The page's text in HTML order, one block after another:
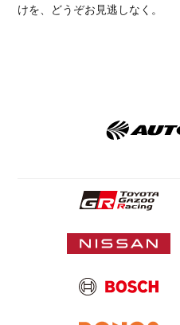
けを、どうぞお見逃しなく。